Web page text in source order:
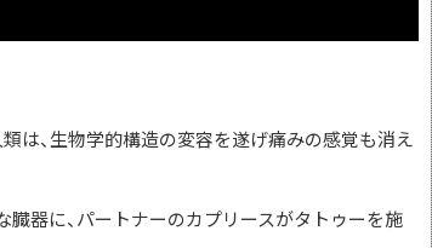
は、生物学的構造の変容を遂げ痛みの感覚も消え
臓器に、パートナーのカプリースがタトゥーを施